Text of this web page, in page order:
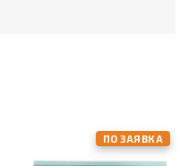
ПО ЗАЯВКА